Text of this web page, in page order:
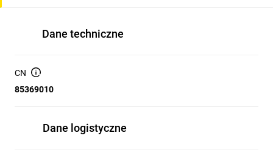
Dane techniczne
CN
85369010
Dane logistyczne